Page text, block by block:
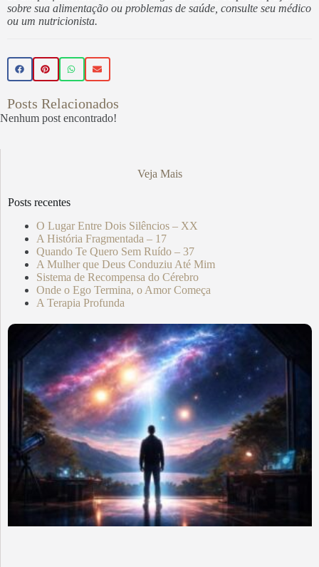
sobre sua alimentação ou problemas de saúde, consulte seu médico
ou um nutricionista.
Posts Relacionados
Nenhum post encontrado!
Veja Mais
Posts recentes
O Lugar Entre Dois Silêncios – XX
A História Fragmentada – 17
Quando Te Quero Sem Ruído – 37
A Mulher que Deus Conduziu Até Mim
Sistema de Recompensa do Cérebro
Onde o Ego Termina, o Amor Começa
A Terapia Profunda